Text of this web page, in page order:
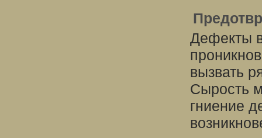
Дефекты
вызвать
Сырость
гниение